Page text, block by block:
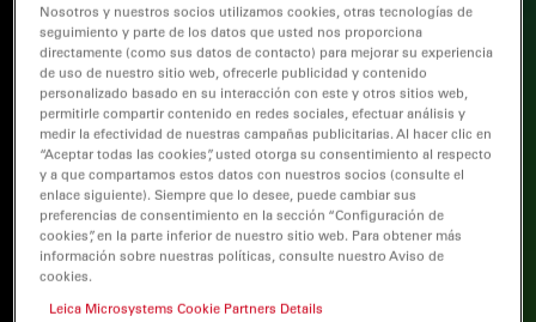
Nosotros y nuestros socios utilizamos cookies, otras tecnologías de
seguimiento y parte de los datos que usted nos proporciona
directamente (como sus datos de contacto) para mejorar su experiencia
de uso de nuestro sitio web, ofrecerle publicidad y contenido
personalizado basado en su interacción con este y otros sitios web,
permitirle compartir contenido en redes sociales, efectuar análisis y
medir la efectividad de nuestras campañas publicitarias. Al hacer clic en
“Aceptar todas las cookies”, usted otorga su consentimiento al respecto
y a que compartamos estos datos con nuestros socios (consulte el
enlace siguiente). Siempre que lo desee, puede cambiar sus
preferencias de consentimiento en la sección “Configuración de
cookies”, en la parte inferior de nuestro sitio web. Para obtener más
información sobre nuestras políticas, consulte nuestro Aviso de
cookies.
Leica Microsystems Cookie Partners Details